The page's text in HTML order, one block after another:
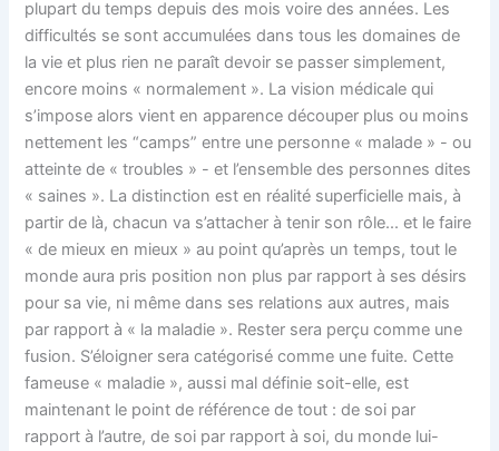
plupart du temps depuis des mois voire des années. Les
difficultés se sont accumulées dans tous les domaines de
la vie et plus rien ne paraît devoir se passer simplement,
encore moins « normalement ». La vision médicale qui
s’impose alors vient en apparence découper plus ou moins
nettement les “camps” entre une personne « malade » - ou
atteinte de « troubles » - et l’ensemble des personnes dites
« saines ». La distinction est en réalité superficielle mais, à
partir de là, chacun va s’attacher à tenir son rôle... et le faire
« de mieux en mieux » au point qu’après un temps, tout le
monde aura pris position non plus par rapport à ses désirs
pour sa vie, ni même dans ses relations aux autres, mais
par rapport à « la maladie ». Rester sera perçu comme une
fusion. S’éloigner sera catégorisé comme une fuite. Cette
fameuse « maladie », aussi mal définie soit-elle, est
maintenant le point de référence de tout : de soi par
rapport à l’autre, de soi par rapport à soi, du monde lui-